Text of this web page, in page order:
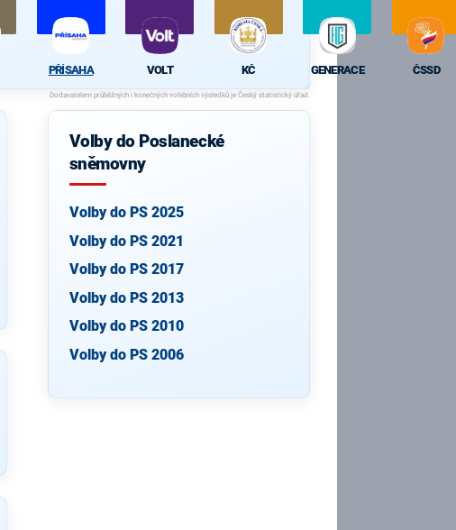
PŘÍSAHA VOLT KČ GENERACE ČSSD
Volby do Poslanecké
sněmovny
Volby do PS 2025
Volby do PS 2021
Volby do PS 2017
Volby do PS 2013
Volby do PS 2010
Volby do PS 2006